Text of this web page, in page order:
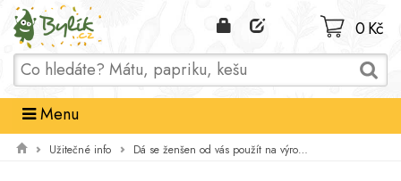
Domů
0 Kč
Menu
Užitečné info Dá se ženšen od vás použít na výrobu tinktury?